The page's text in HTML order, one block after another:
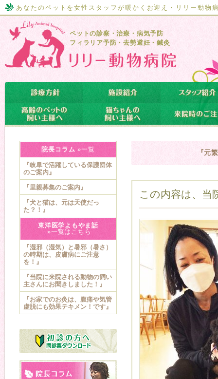
あなたのペットを女性スタッフが暖かくお迎え・リリー動物
ペットの診察・治療・病気予防
フィラリア予防・去勢避妊・鍼灸
『元
この内容は、当
院長コラム »一覧
『岐阜で活躍している保護団体
のご案内』
『里親募集のご案内』
『犬と猫は、元は天使だっ
た？！』
東洋医学よもやま話
»一覧はこちら
『湿邪（湿気）と暑邪（暑さ）
の時期は、皮膚病にご注意
を！』
『当院に来院される動物の飼い
主さんにお聞きしました！』
『お家でのお灸は、腹痛や気管
虚脱にも効果テキメン！です』